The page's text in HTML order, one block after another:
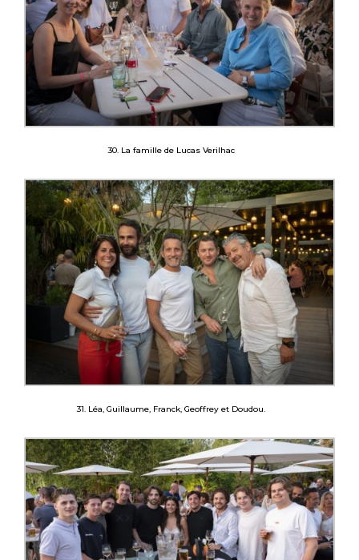
30. La famille de Lucas Verilhac
31. Léa, Guillaume, Franck, Geoffrey et Doudou.